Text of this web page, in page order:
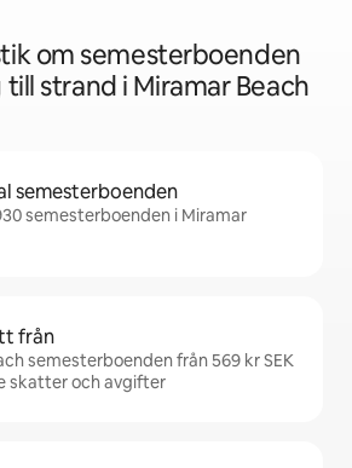
om semesterboenden
strand i Miramar Beach
semesterboenden
semesterboenden i Miramar
från
semesterboenden från 569 kr SEK
skatter och avgifter